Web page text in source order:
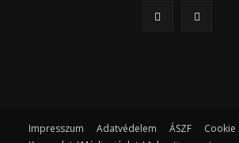
Impresszum Adatvédelem ÁSZF
Cookie